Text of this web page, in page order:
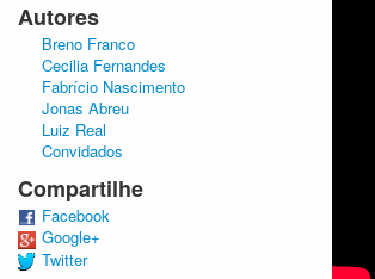
Autores
Breno Franco
Cecilia Fernandes
Fabrício Nascimento
Jonas Abreu
Luiz Real
Convidados
Compartilhe
Facebook
Google+
Twitter